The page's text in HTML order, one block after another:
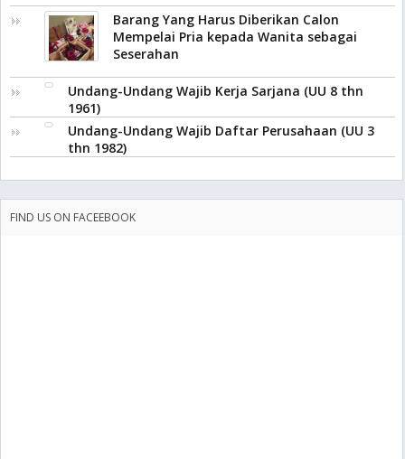
Barang Yang Harus Diberikan Calon
Mempelai Pria kepada Wanita sebagai
Seserahan
Undang-Undang Wajib Kerja Sarjana (UU 8 thn
1961)
Undang-Undang Wajib Daftar Perusahaan (UU 3
thn 1982)
FIND US ON FACEEBOOK